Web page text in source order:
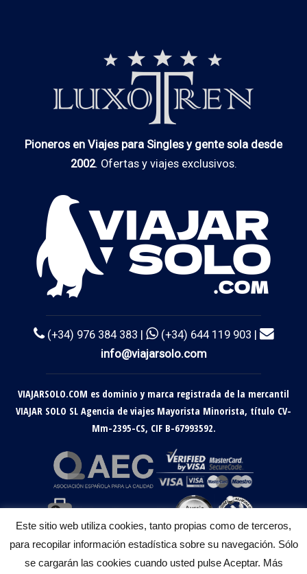
Pioneros en Viajes para Singles y gente sola desde
2002. Ofertas y viajes exclusivos.
(+34) 976 384 383 |
(+34) 644 119 903 |
info@viajarsolo.com
VIAJARSOLO.COM es dominio y marca registrada de la mercantil
VIAJAR SOLO SL Agencia de viajes Mayorista Minorista, título CV-
Mm-2395-CS, CIF B-67993592.
Este sitio web utiliza cookies, tanto propias como de terceros,
para recopilar información estadística sobre su navegación. Sólo
se cargarán las cookies cuando usted pulse Aceptar. Más